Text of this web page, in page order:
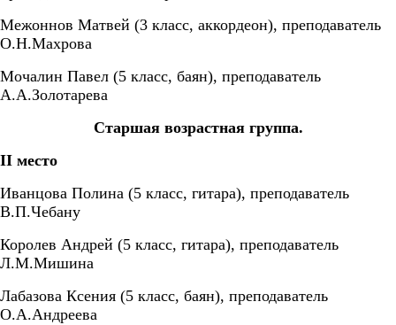
Межоннов Матвей (3 класс, аккордеон), преподаватель
О.Н.Махрова
Мочалин Павел (5 класс, баян), преподаватель
А.А.Золотарева
Старшая возрастная группа.
II место
Иванцова Полина (5 класс, гитара), преподаватель
В.П.Чебану
Королев Андрей (5 класс, гитара), преподаватель
Л.М.Мишина
Лабазова Ксения (5 класс, баян), преподаватель
О.А.Андреева